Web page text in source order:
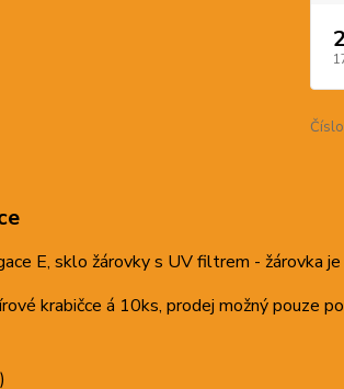
E, sklo žárovky s UV filtrem - žárovka
krabičce á 10ks, prodej možný pouze